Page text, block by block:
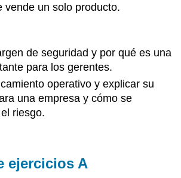
vende un solo producto.
de seguridad y por qué es una
para los gerentes.
operativo y explicar su
una empresa y cómo se
riesgo.
ejercicios A